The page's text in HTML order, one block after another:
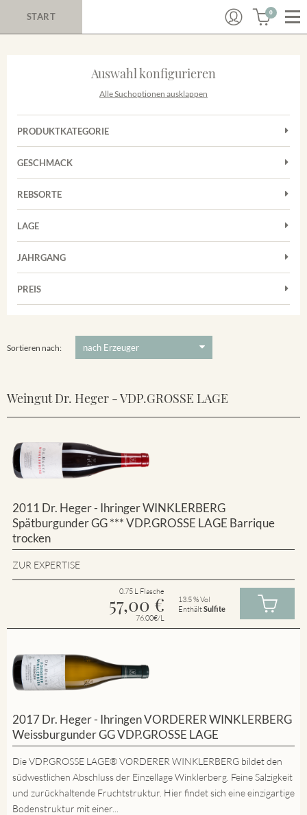
START 0
Auswahl konfigurieren
Alle Suchoptionen ausklappen
PRODUKTKATEGORIE
Cuvées
Rosé
Weißwein
GESCHMACK
Trocken
REBSORTE
Chardonnay
Grauburgunder
Riesling
LAGE
Achkarrer Schlossberg
Vorderer Winklerberg
Winklerberg Hinter Winklen
JAHRGANG
PREIS
Sortieren nach:
Weingut Dr. Heger - VDP.GROSSE LAGE
2011 Dr. Heger - Ihringer WINKLERBERG
Spätburgunder GG *** VDP.GROSSE LAGE Barrique
trocken
ZUR EXPERTISE
0.75 L Flasche
57,00 €
76.00€/L
13.5 % Vol
EnthältSulfite
2017 Dr. Heger - Ihringen VORDERER WINKLERBERG
Weissburgunder GG VDP.GROSSE LAGE
Die VDP.GROSSE LAGE® VORDERER WINKLERBERG bildet den
südwestlichen Abschluss der Einzellage Winklerberg. Feine Salzigkeit
und zurückhaltende Fruchtstruktur. Hier findet sich eine einzigartige
Bodenstruktur mit einer...